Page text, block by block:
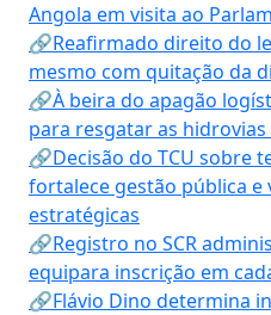
Angola em visita ao
🔗Reafirmado direito do
mesmo com quitação da
🔗À beira do apagão
para resgatar as hidrovias
🔗Decisão do TCU sobre
fortalece gestão pública e
estratégicas
🔗Registro no SCR
equipara inscrição em
🔗Flávio Dino determina